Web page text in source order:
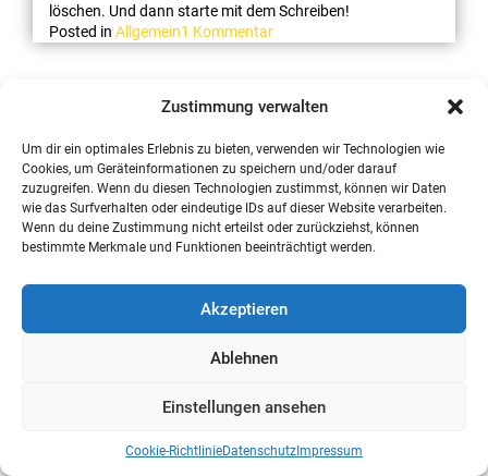
Zustimmung verwalten
Um dir ein optimales Erlebnis zu bieten, verwenden wir Technologien wie
Cookies, um Geräteinformationen zu speichern und/oder darauf
zuzugreifen. Wenn du diesen Technologien zustimmst, können wir Daten
wie das Surfverhalten oder eindeutige IDs auf dieser Website verarbeiten.
Wenn du deine Zustimmung nicht erteilst oder zurückziehst, können
bestimmte Merkmale und Funktionen beeinträchtigt werden.
Akzeptieren
Ablehnen
Einstellungen ansehen
Cookie-RichtlinieDatenschutz Impressum
löschen. Und dann starte mit dem Schreiben!
Posted in Allgemein1 Kommentarzu
Hallo